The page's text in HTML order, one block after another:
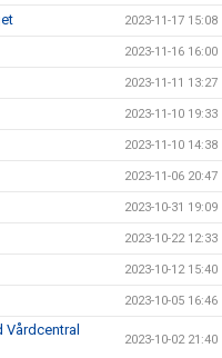
2023-11-17 15:08
2023-11-16 16:00
2023-11-11 13:27
2023-11-10 19:33
2023-11-10 14:38
2023-11-06 20:47
2023-10-31 19:09
2023-10-22 12:33
2023-10-12 15:40
2023-10-05 16:46
Vårdcentral
2023-10-02 21:40